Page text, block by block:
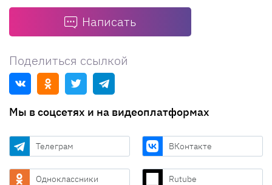
Написать
Поделиться ссылкой
Мы в соцсетях и на видеоплатформах
Телеграм ВКонтакте
Одноклассники Rutube